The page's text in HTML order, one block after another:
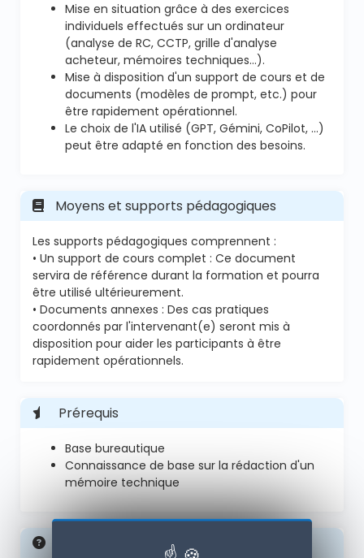
Mise en situation grâce à des exercices
individuels effectués sur un ordinateur
(analyse de RC, CCTP, grille d'analyse
acheteur, mémoires techniques…).
Mise à disposition d'un support de cours et de
documents (modèles de prompt, etc.) pour
être rapidement opérationnel.
Le choix de l'IA utilisé (GPT, Gémini, CoPilot, ...)
peut être adapté en fonction des besoins.
Moyens et supports pédagogiques
Les supports pédagogiques comprennent :
• Un support de cours complet : Ce document
servira de référence durant la formation et pourra
être utilisé ultérieurement.
• Documents annexes : Des cas pratiques
coordonnés par l'intervenant(e) seront mis à
disposition pour aider les participants à être
rapidement opérationnels.
Prérequis
Base bureautique
Connaissance de base sur la rédaction d'un
mémoire technique
Modalités d'évaluation et de suivi